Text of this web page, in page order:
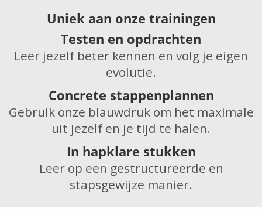
Uniek aan onze trainingen
Testen en opdrachten
Leer jezelf beter kennen en volg je eigen
evolutie.
Concrete stappenplannen
Gebruik onze blauwdruk om het maximale
uit jezelf en je tijd te halen.
In hapklare stukken
Leer op een gestructureerde en
stapsgewijze manier.